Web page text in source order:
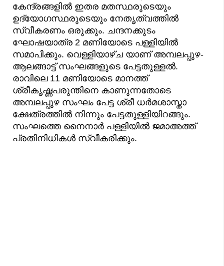
കേന്ദ്രങ്ങളില്‍ ഇതര മതസ്ഥരുടെയും
ഉദ്യോഗസ്ഥരുടെയും നേതൃത്വത്തില്‍
സ്വീകരണം ഒരുക്കും. ചന്ദനക്കുടം
ഘോഷയാത്ര 2 മണിയോടെ പള്ളിയിൽ
സമാപിക്കും. വെള്ളിയാഴ്ച യാണ് അമ്പലപ്പുഴ-
ആലങ്ങാട്ട് സംഘങ്ങളുടെ പേട്ടതുള്ളൽ.
രാവിലെ 11 മണിയോടെ മാനത്ത്
ശ്രീകൃഷ്ണപരുന്തിനെ കാണുന്നതോടെ
അമ്പലപ്പുഴ സംഘം പേട്ട ശ്രീ ധര്‍മശാസ്താ
ക്ഷേത്രത്തില്‍ നിന്നും പേട്ടതുള്ളിയിറങ്ങും.
സംഘത്തെ നൈനാര്‍ പള്ളിയില്‍ ജമാഅത്ത്
പ്രതിനിധികള്‍ സ്വീകരിക്കും.